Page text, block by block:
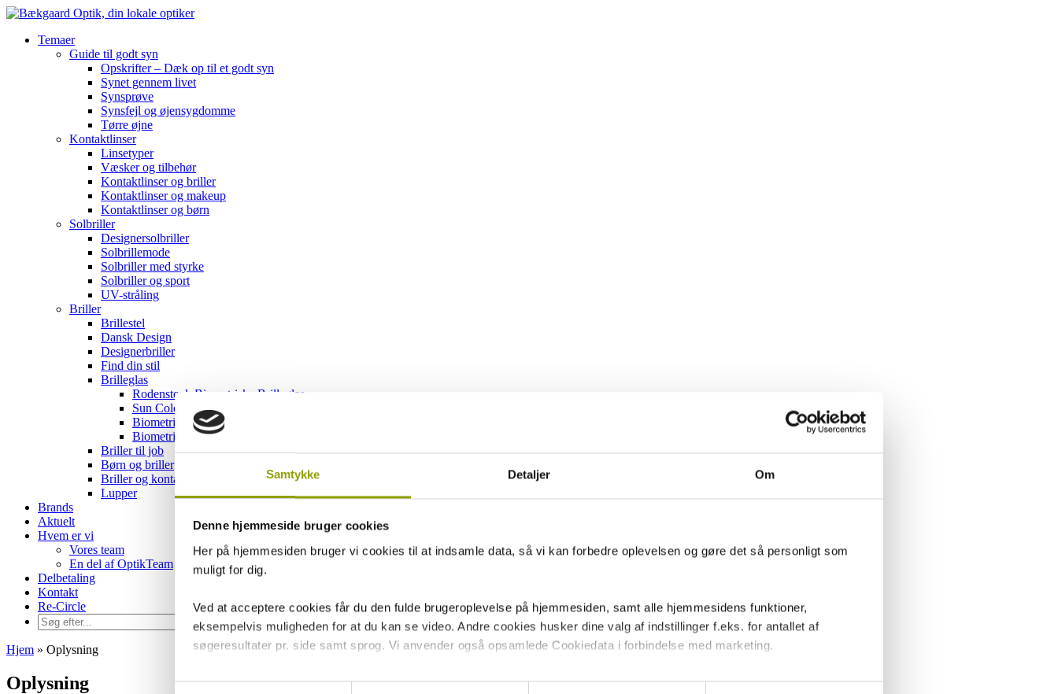
Samtykke Detaljer Om
Denne hjemmeside bruger cookies
Her på hjemmesiden bruger vi cookies til at indsamle data, så vi kan forbedre oplevelsen og gøre det så personligt som
muligt for dig.
Ved at acceptere cookies får du den fulde brugeroplevelse på hjemmesiden, samt alle hjemmesidens funktioner,
eksempelvis muligheden for at du kan se video. Andre cookies husker dine valg af indstillinger f.eks. for antallet af
søgeresultater pr. side samt sprog. Vi anvender også opsamlede Cookiedata i forbindelse med marketing.
Ved at trykke på 'Tillad alle' giver du samtykke til alle disse formål. Du kan også vælge at tilkendegive, hvilke formål du vil
Temaer
Guide til godt syn
Opskrifter – Dæk op til et godt syn
Synet gennem livet
Synsprøve
Synsfejl og øjensygdomme
Tørre øjne
Kontaktlinser
Linsetyper
Væsker og tilbehør
Kontaktlinser og briller
Kontaktlinser og makeup
Kontaktlinser og børn
Solbriller
Designersolbriller
Solbrillemode
Solbriller med styrke
Solbriller og sport
UV-stråling
Briller
Brillestel
Dansk Design
Designerbriller
Find din stil
Brilleglas
Rodenstock Biometriske Brilleglas
Sun Colormatic
Biometric Intelligent Glasses
Biometrisk intelligente brilleglas
Briller til job
Børn og briller
Briller og kontaktlinser
Lupper
Brands
Aktuelt
Hvem er vi
Vores team
En del af OptikTeam
Delbetaling
Kontakt
Re-Circle
Hjem » Oplysning
Oplysning